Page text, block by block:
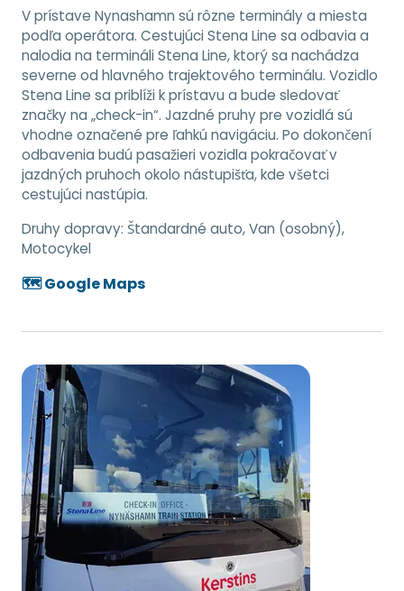
V prístave Nynashamn sú rôzne terminály a miesta
podľa operátora. Cestujúci Stena Line sa odbavia a
nalodia na termináli Stena Line, ktorý sa nachádza
severne od hlavného trajektového terminálu. Vozidlo
Stena Line sa priblíži k prístavu a bude sledovať
značky na „check-in“. Jazdné pruhy pre vozidlá sú
vhodne označené pre ľahkú navigáciu. Po dokončení
odbavenia budú pasažieri vozidla pokračovať v
jazdných pruhoch okolo nástupišťa, kde všetci
cestujúci nastúpia.
Druhy dopravy: Štandardné auto, Van (osobný),
Motocykel
🗺️ Google Maps